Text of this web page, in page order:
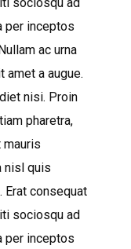
per inceptos
ac urna
a augue.
nisi. Proin
pharetra,
nisl quis
Erat consequat
sociosqu ad
per inceptos